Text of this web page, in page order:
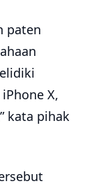
paten
X,
kata pihak